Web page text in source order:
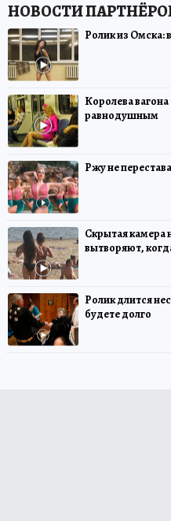
Ролик из Омска:
Королева
равнодушным
Ржу не
Скрытая
вытворяют,
Ролик длится
будете долго